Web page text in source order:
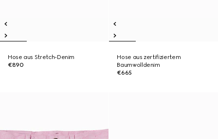
Hose aus Stretch-Denim
€890
Hose aus zertifiziertem
Baumwolldenim
€665